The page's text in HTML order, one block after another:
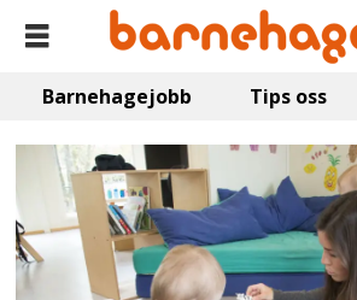
Barnehagejobb Tips oss